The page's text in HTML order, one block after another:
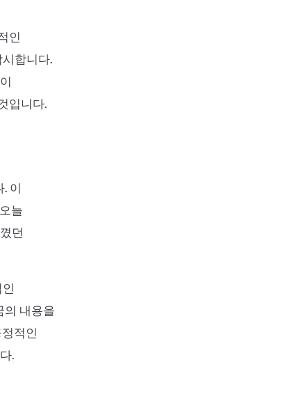
인
합니다.
입니다.
이
늘
던
의 내용을
적인
.